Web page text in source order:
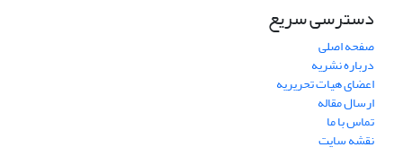
دسترسی سریع
صفحه اصلی
درباره نشریه
اعضای هیات تحریریه
ارسال مقاله
تماس با ما
نقشه سایت